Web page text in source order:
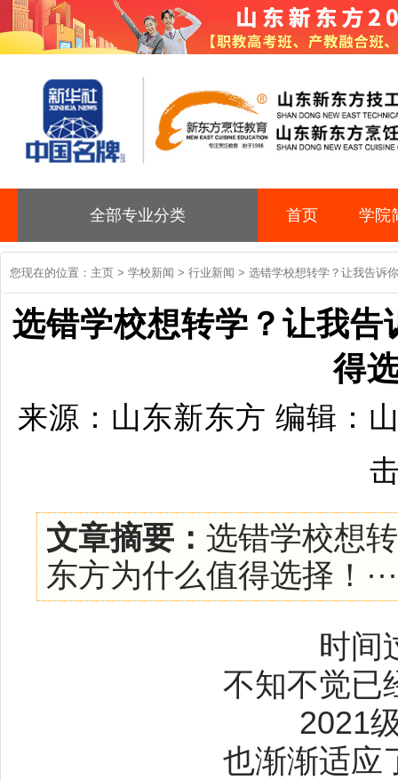
全部专业分类 首页 学院
您现在的位置： 主页 > 学校新闻 > 行业新闻 > 选错学校想转学？让我告诉
选错学校想转学？让我
得
来源：山东新东方 编辑：
文章摘要： 选错学校想
东方为什么值得选择！
时间
不知不觉已
2021
也渐渐适应